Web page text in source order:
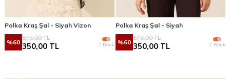
Polka Kraş Şal - Siyah Vizon
%60
875,00TL
350,00 TL 7 Renk
Polka Kraş Şal - Siyah
%60
875,00TL
350,00 TL 7 Renk